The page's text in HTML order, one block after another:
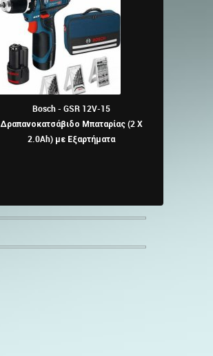
Bosch - GSR 12V-15
Δραπανοκατσάβιδο Μπαταρίας (2 X
2.0Ah) με Εξαρτήματα